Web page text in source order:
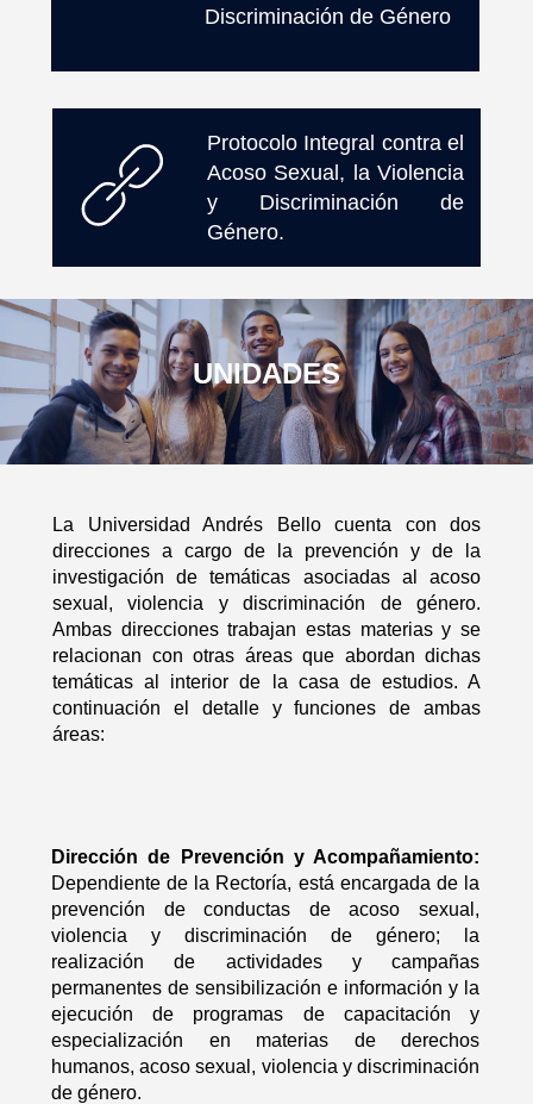
Discriminación de Género
Protocolo Integral contra el
Acoso Sexual, la Violencia
y Discriminación de
Género.
UNIDADES
La Universidad Andrés Bello cuenta con dos
direcciones a cargo de la prevención y de la
investigación de temáticas asociadas al acoso
sexual, violencia y discriminación de género.
Ambas direcciones trabajan estas materias y se
relacionan con otras áreas que abordan dichas
temáticas al interior de la casa de estudios. A
continuación el detalle y funciones de ambas
áreas:
Dirección de Prevención y Acompañamiento:
Dependiente de la Rectoría, está encargada de la
prevención de conductas de acoso sexual,
violencia y discriminación de género; la
realización de actividades y campañas
permanentes de sensibilización e información y la
ejecución de programas de capacitación y
especialización en materias de derechos
humanos, acoso sexual, violencia y discriminación
de género.